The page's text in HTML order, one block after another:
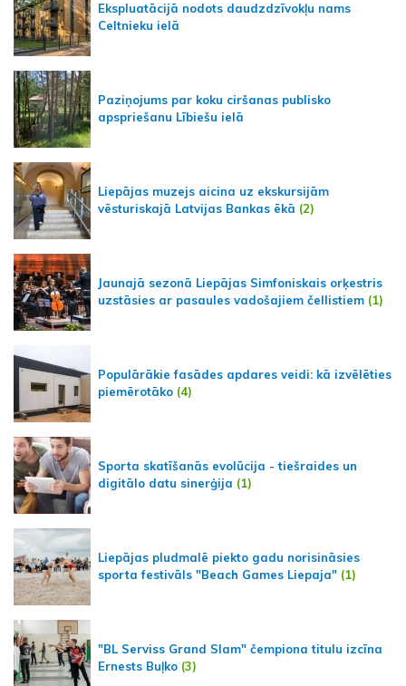
Ekspluatācijā nodots daudzdzīvokļu nams
Celtnieku ielā
Paziņojums par koku ciršanas publisko
apspriešanu Lībiešu ielā
Liepājas muzejs aicina uz ekskursijām
vēsturiskajā Latvijas Bankas ēkā (2)
Jaunajā sezonā Liepājas Simfoniskais orķestris
uzstāsies ar pasaules vadošajiem čellistiem (1)
Populārākie fasādes apdares veidi: kā izvēlēties
piemērotāko (4)
Sporta skatīšanās evolūcija - tiešraides un
digitālo datu sinerģija (1)
Liepājas pludmalē piekto gadu norisināsies
sporta festivāls "Beach Games Liepaja" (1)
"BL Serviss Grand Slam" čempiona titulu izcīna
Ernests Buļko (3)